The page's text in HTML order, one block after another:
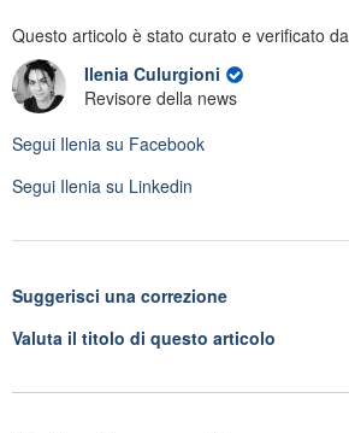
Questo articolo è stato curato e verificato da
Ilenia Culurgioni
Revisore della news
Segui Ilenia su Facebook
Segui Ilenia su Linkedin
Suggerisci una correzione
Valuta il titolo di questo articolo